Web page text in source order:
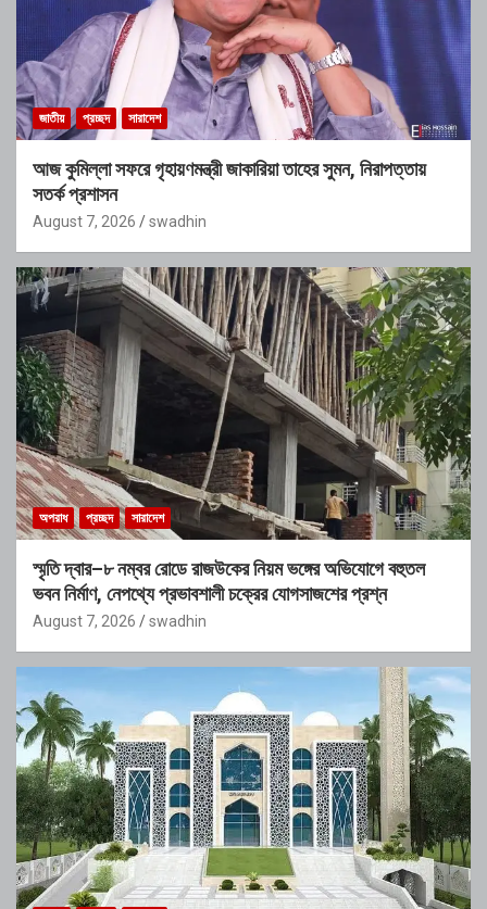
জাতীয় প্রচ্ছদ সারাদেশ
আজ কুমিল্লা সফরে গৃহায়ণমন্ত্রী জাকারিয়া তাহের সুমন, নিরাপত্তায়
সতর্ক প্রশাসন
August 7, 2026 swadhin
অপরাধ প্রচ্ছদ সারাদেশ
স্মৃতি দ্বার–৮ নম্বর রোডে রাজউকের নিয়ম ভঙ্গের অভিযোগে বহুতল
ভবন নির্মাণ, নেপথ্যে প্রভাবশালী চক্রের যোগসাজশের প্রশ্ন
August 7, 2026 swadhin